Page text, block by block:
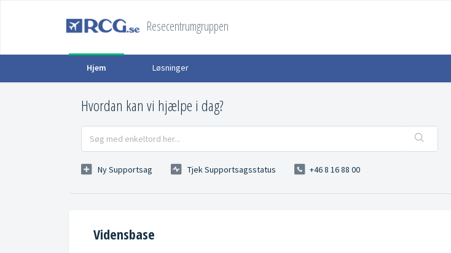
Resecentrumgruppen
Hjem Løsninger
Hvordan kan vi hjælpe i dag?
Ny Supportsag Tjek Supportsagsstatus +46 8 16 88 00
Vidensbase